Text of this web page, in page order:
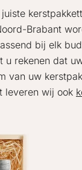
Brabant
bij elk
u rekenen dat
van uw
leveren wij ook